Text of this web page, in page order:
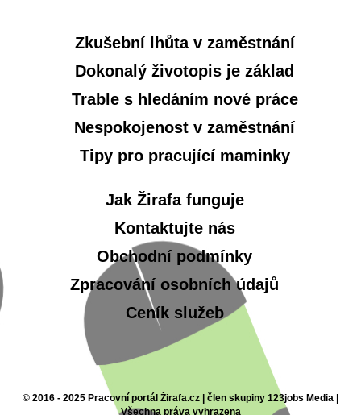
Zkušební lhůta v zaměstnání
Dokonalý životopis je základ
Trable s hledáním nové práce
Nespokojenost v zaměstnání
Tipy pro pracující maminky
Jak Žirafa funguje
Kontaktujte nás
Obchodní podmínky
Zpracování osobních údajů
Ceník služeb
© 2016 - 2025 Pracovní portál Žirafa.cz | člen skupiny 123jobs Media |
Všechna práva vyhrazena